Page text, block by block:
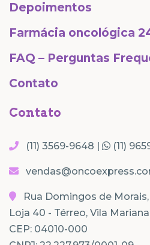
Depoimentos
Farmácia oncológica
FAQ – Perguntas
Contato
Contato
(11) 3569-9648 | (11)
Rua Domingos de
Loja 40 - Térreo, Vila
CEP: 04010-000